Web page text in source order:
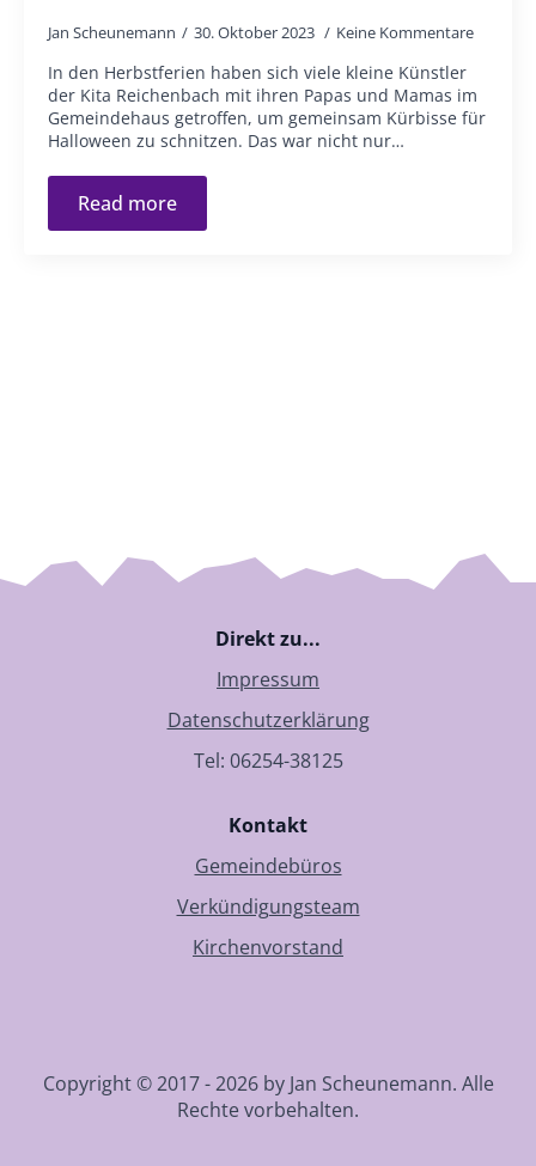
Jan Scheunemann 30. Oktober 2023 Keine Kommentare
In den Herbstferien haben sich viele kleine Künstler
der Kita Reichenbach mit ihren Papas und Mamas im
Gemeindehaus getroffen, um gemeinsam Kürbisse für
Halloween zu schnitzen. Das war nicht nur…
Read more
Direkt zu...
Impressum
Datenschutzerklärung
Tel: 06254-38125
Kontakt
Gemeindebüros
Verkündigungsteam
Kirchenvorstand
Copyright © 2017 - 2026 by Jan Scheunemann. Alle
Rechte vorbehalten.